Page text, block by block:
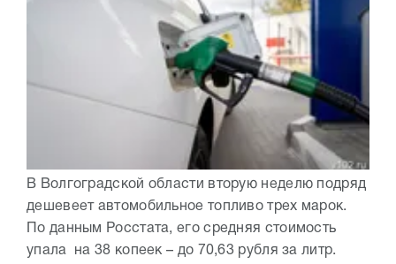
В Волгоградской области вторую неделю подряд
дешевеет автомобильное топливо трех марок.
По данным Росстата, его средняя стоимость
упала на 38 копеек – до 70,63 рубля за литр.